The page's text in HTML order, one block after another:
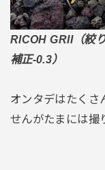
RICOH GRII（絞
補正-0.3）
オンタデはたくさ
せんがたまには撮